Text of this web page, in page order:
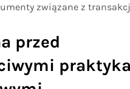
związane z
przed